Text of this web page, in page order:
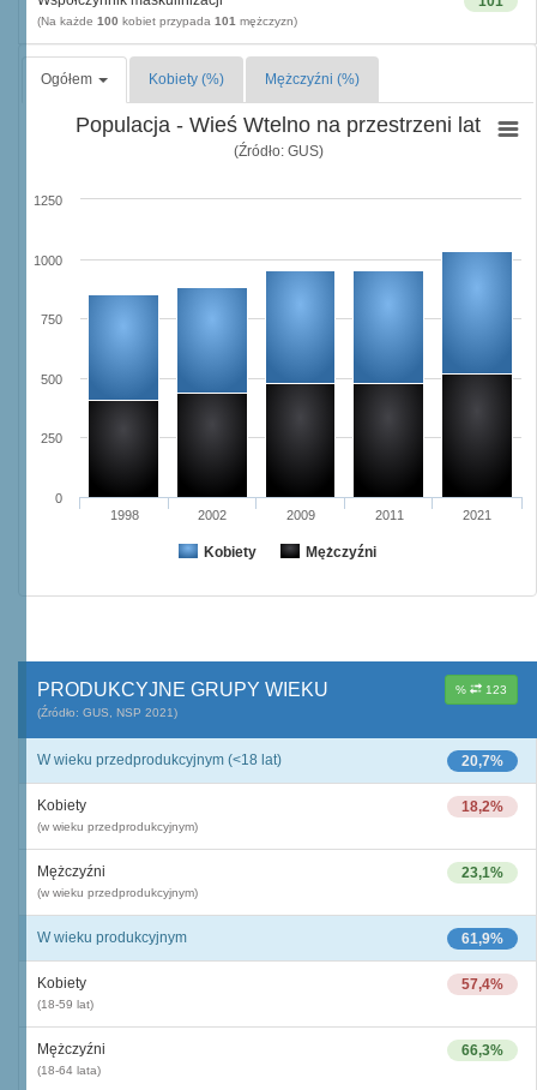
(Na każde 100 kobiet przypada 101 mężczyzn)
Ogółem Kobiety (%) Mężczyźni (%)
Populacja - Wieś Wtelno na przestrzeni lat
(Źródło: GUS)
Kobiety Mężczyźni
1998 2002 2009 2011 2021
0
250
500
750
1000
1250
% 123
PRODUKCYJNE GRUPY WIEKU
(Źródło: GUS, NSP 2021)
20,7%
W wieku przedprodukcyjnym (<18 lat)
18,2%
Kobiety
(w wieku przedprodukcyjnym)
23,1%
Mężczyźni
(w wieku przedprodukcyjnym)
61,9%
W wieku produkcyjnym
57,4%
Kobiety
(18-59 lat)
66,3%
Mężczyźni
(18-64 lata)